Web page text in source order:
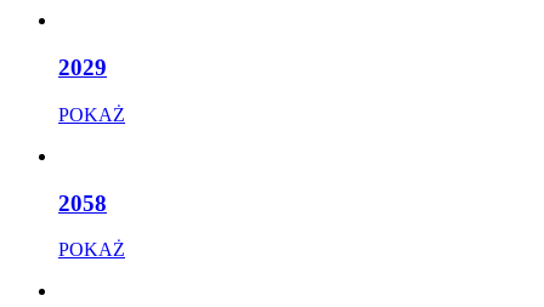
2029
POKAŻ
2058
POKAŻ